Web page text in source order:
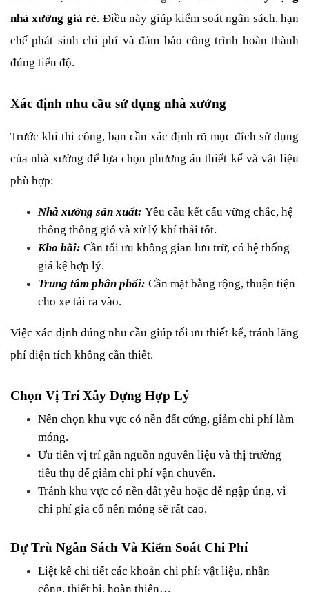
nhà xưởng giá rẻ. Điều này giúp kiểm soát ngân sách, hạn
chế phát sinh chi phí và đảm bảo công trình hoàn thành
đúng tiến độ.
Xác định nhu cầu sử dụng nhà xưởng
Trước khi thi công, bạn cần xác định rõ mục đích sử dụng
của nhà xưởng để lựa chọn phương án thiết kế và vật liệu
phù hợp:
Nhà xưởng sản xuất: Yêu cầu kết cấu vững chắc, hệ
thống thông gió và xử lý khí thải tốt.
Kho bãi: Cần tối ưu không gian lưu trữ, có hệ thống
giá kệ hợp lý.
Trung tâm phân phối: Cần mặt bằng rộng, thuận tiện
cho xe tải ra vào.
Việc xác định đúng nhu cầu giúp tối ưu thiết kế, tránh lãng
phí diện tích không cần thiết.
Chọn Vị Trí Xây Dựng Hợp Lý
Nên chọn khu vực có nền đất cứng, giảm chi phí làm
móng.
Ưu tiên vị trí gần nguồn nguyên liệu và thị trường
tiêu thụ để giảm chi phí vận chuyển.
Tránh khu vực có nền đất yếu hoặc dễ ngập úng, vì
chi phí gia cố nền móng sẽ rất cao.
Dự Trù Ngân Sách Và Kiểm Soát Chi Phí
Liệt kê chi tiết các khoản chi phí: vật liệu, nhân
công, thiết bị, hoàn thiện…